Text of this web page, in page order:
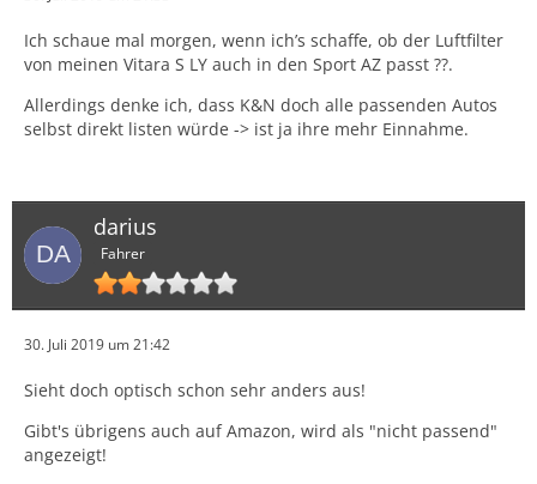
Ich schaue mal morgen, wenn ich’s schaffe, ob der Luftfilter
von meinen Vitara S LY auch in den Sport AZ passt ??.
Allerdings denke ich, dass K&N doch alle passenden Autos
selbst direkt listen würde -> ist ja ihre mehr Einnahme.
darius
Fahrer
30. Juli 2019 um 21:42
Sieht doch optisch schon sehr anders aus!
Gibt's übrigens auch auf Amazon, wird als "nicht passend"
angezeigt!